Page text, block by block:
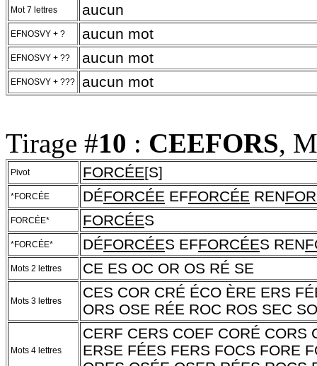
Mot 7 lettres aucun
EFNOSVY + ? aucun mot
EFNOSVY + ?? aucun mot
EFNOSVY + ??? aucun mot
Tirage #10 : CEEFORS,
Pivot FORCÉE[S]
*FORCÉE DÉFORCÉE EFFORCÉE REN
FORCÉE* FORCÉES
*FORCÉE* DÉFORCÉES EFFORCÉES REN
Mots 2 lettres CE ES OC OR OS RÉ SE
Mots 3 lettres
CES COR CRÉ ÉCO ÈRE ERS
ORS OSE RÉE ROC ROS SEC
Mots 4 lettres
CERF CERS COEF CORÉ CORS
ERSE FÉES FERS FOCS FORE